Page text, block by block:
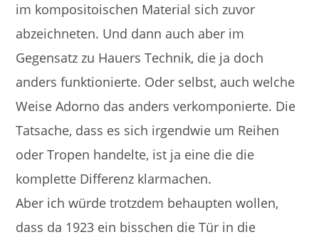
im kompositoischen Material sich zuvor
abzeichneten. Und dann auch aber im
Gegensatz zu Hauers Technik, die ja doch
anders funktionierte. Oder selbst, auch welche
Weise Adorno das anders verkomponierte. Die
Tatsache, dass es sich irgendwie um Reihen
oder Tropen handelte, ist ja eine die die
komplette Differenz klarmachen.
Aber ich würde trotzdem behaupten wollen,
dass da 1923 ein bisschen die Tür in die